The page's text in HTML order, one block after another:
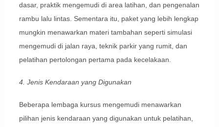
dasar, praktik mengemudi di area latihan, dan pengenalan
rambu lalu lintas. Sementara itu, paket yang lebih lengkap
mungkin menawarkan materi tambahan seperti simulasi
mengemudi di jalan raya, teknik parkir yang rumit, dan
pelatihan pertolongan pertama pada kecelakaan.
4. Jenis Kendaraan yang Digunakan
Beberapa lembaga kursus mengemudi menawarkan
pilihan jenis kendaraan yang digunakan untuk pelatihan,